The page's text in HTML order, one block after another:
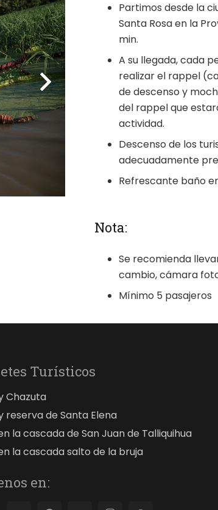
Partimos desde la
Santa Rosa en la
min.
A su llegada, cada
realizar el rappel
de descenso y
del rappel que
actividad.
Descenso de los
adecuadamente
Refrescante baño
Nota:
Se recomienda
cambio, cámara
Mínimo 5 pasajeros
Turísticos
Chazuta
reserva de Santa Elena
la cascada de San Juan de Talliquihua
la cascada salto de la bruja
en: